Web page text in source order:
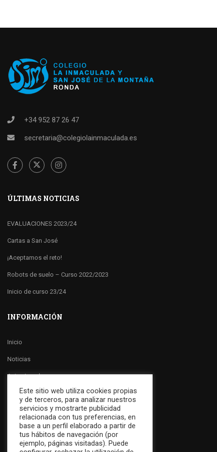
+34 952 87 26 47
secretaria@colegiolainmaculada.es
ÚLTIMAS NOTICIAS
EVALUACIONES 2023/24
Cartas a San José
¡Aceptamos el reto!
Robots de suelo – Curso 2022/2023
Inicio de curso 23/24
INFORMACIÓN
Inicio
Noticias
Aviso Legal
Política de Cookies
Política de Privacidad
Canal Ético
Contactar
Este sitio web utiliza cookies propias
y de terceros, para analizar nuestros
servicios y mostrarte publicidad
relacionada con tus preferencias, en
base a un perfil elaborado a partir de
tus hábitos de navegación (por
ejemplo, páginas visitadas). Puede